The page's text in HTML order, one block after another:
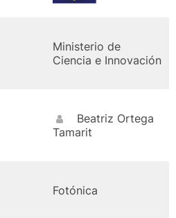
Ministerio de
Ciencia e Innovación
Beatriz Ortega
Tamarit
Fotónica